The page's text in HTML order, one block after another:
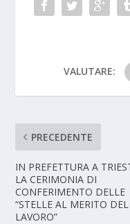
VALUTARE:
PRECEDENTE
IN PREFETTURA A
LA CERIMONIA DI
CONFERIMENTO DELLE
“STELLE AL MERITO DEL
LAVORO”